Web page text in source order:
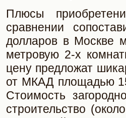
Плюсы
сравнении
долларов в Москве
метровую 2-х
цену предложат
от МКАД площадью
Стоимость
строительство